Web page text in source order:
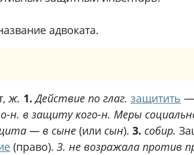
адвоката.
ж. 1. Действие по глаг. защитить —
н. в защиту кого-н. Меры
— в сыне (или сын). 3. собир.
(право). З. не возражала против